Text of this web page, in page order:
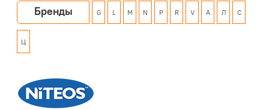
Бренды G L M N P R V А Л С
Ц